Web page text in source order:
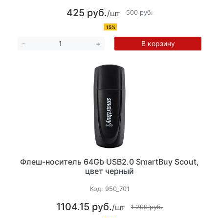
425 руб./шт 500 руб.
15%
- + В корзину
Флеш-носитель 64Gb USB2.0 SmartBuy Scout,
цвет черный
Код: 950_701
1104.15 руб./шт 1 299 руб.